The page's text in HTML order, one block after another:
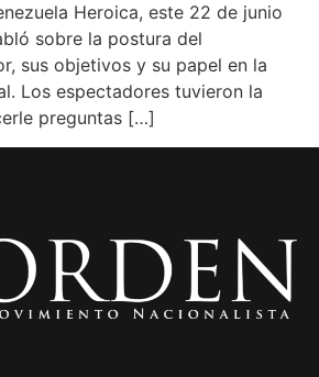
Heroica, este 22 de junio
sobre la postura del
sus objetivos y su papel en la
Los espectadores tuvieron la
preguntas […]